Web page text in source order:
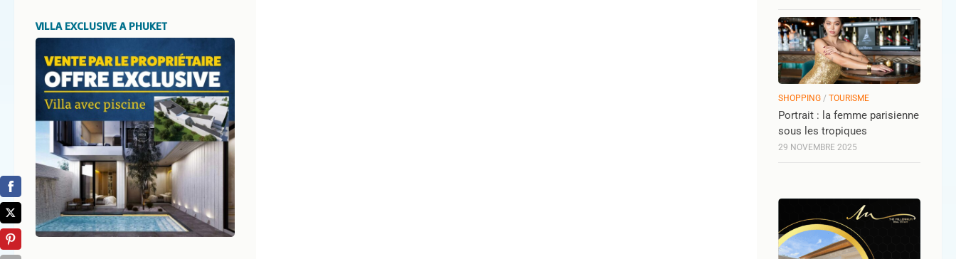
VILLA EXCLUSIVE A PHUKET
SHOPPING / TOURISME
Portrait : la femme parisienne
sous les tropiques
29 NOVEMBRE 2025